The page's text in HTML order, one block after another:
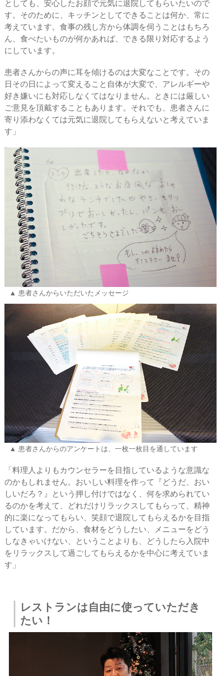
としても、安心したお顔で元気に退院してもらいたいので
す。そのために、キッチンとしてできることは何か、常に
考えています。食事の残し方から体調を伺うことはもちろ
ん、食べたいものが何かあれば、できる限り対応するよう
にしています。
患者さんからの声に耳を傾けるのは大変なことです。その
日その日によって変えること自体が大変で、アレルギーや
好き嫌いにも対応しなくてはなりません。ときには厳しい
ご意見を頂戴することもあります。それでも、患者さんに
寄り添わなくては元気に退院してもらえないと考えていま
す」
患者さんからいただいたメッセージ
患者さんからのアンケートは、一枚一枚目を通しています
「料理人よりもカウンセラーを目指しているような意識な
のかもしれません。おいしい料理を作って『どうだ、おい
しいだろ？』という押し付けではなく、何を求められてい
るのかを考えて、どれだけリラックスしてもらって、精神
的に楽になってもらい、笑顔で退院してもらえるかを目指
しています。だから、食材をどうしたい、メニューをどう
しなきゃいけない、ということよりも、どうしたら入院中
をリラックスして過ごしてもらえるかを中心に考えていま
す」
レストランは自由に使っていただき
たい！